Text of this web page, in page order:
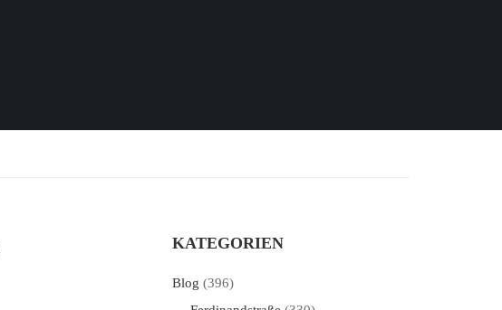
KATEGORIEN
Blog (396)